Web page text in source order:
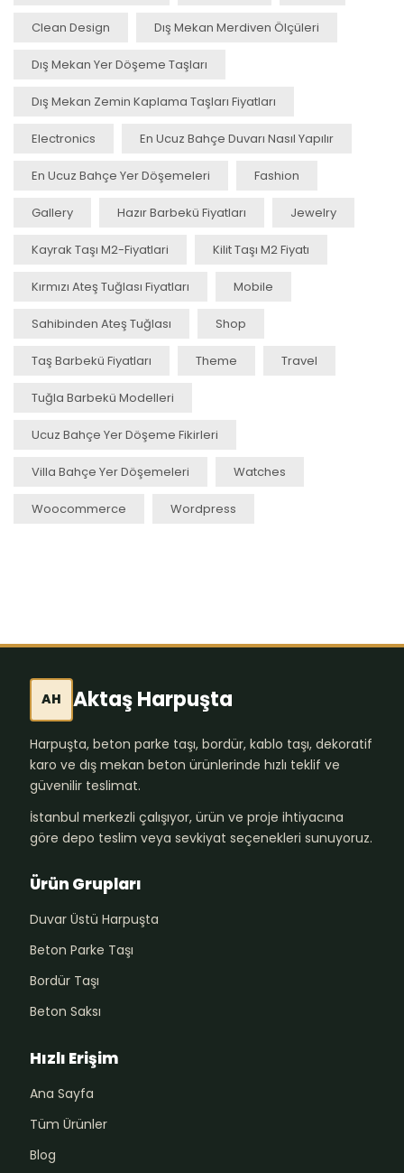
Clean Design Dış Mekan Merdiven Ölçüleri
Dış Mekan Yer Döşeme Taşları
Dış Mekan Zemin Kaplama Taşları Fiyatları
Electronics En Ucuz Bahçe Duvarı Nasıl Yapılır
En Ucuz Bahçe Yer Döşemeleri Fashion
Gallery Hazır Barbekü Fiyatları Jewelry
Kayrak Taşı M2-Fiyatlari Kilit Taşı M2 Fiyatı
Kırmızı Ateş Tuğlası Fiyatları Mobile
Sahibinden Ateş Tuğlası Shop
Taş Barbekü Fiyatları Theme Travel
Tuğla Barbekü Modelleri
Ucuz Bahçe Yer Döşeme Fikirleri
Villa Bahçe Yer Döşemeleri Watches
Woocommerce Wordpress
AH Aktaş Harpuşta
Harpuşta, beton parke taşı, bordür, kablo taşı, dekoratif
karo ve dış mekan beton ürünlerinde hızlı teklif ve
güvenilir teslimat.
İstanbul merkezli çalışıyor, ürün ve proje ihtiyacına
göre depo teslim veya sevkiyat seçenekleri sunuyoruz.
Ürün Grupları
Duvar Üstü Harpuşta
Beton Parke Taşı
Bordür Taşı
Beton Saksı
Hızlı Erişim
Ana Sayfa
Tüm Ürünler
Blog